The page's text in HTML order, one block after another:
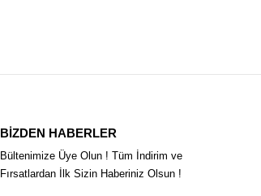
BİZDEN HABERLER
Bültenimize Üye Olun ! Tüm İndirim ve
Fırsatlardan İlk Sizin Haberiniz Olsun !